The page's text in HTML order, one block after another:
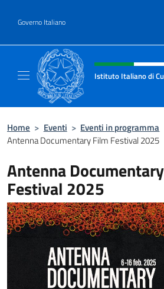
Governo Italiano
Intestazione sito,
Istituto Italiano di
Home > Eventi > Eventi in programma
Antenna Documentary Film Festival 2025
Antenna
Festival 2025